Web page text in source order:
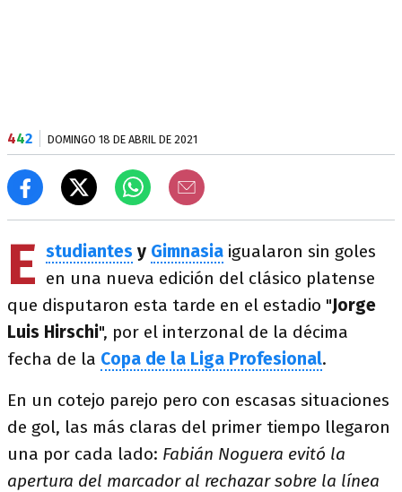
442 DOMINGO 18 DE ABRIL DE 2021
E studiantes y Gimnasia igualaron sin goles
en una nueva edición del clásico platense
que disputaron esta tarde en el estadio "Jorge
Luis Hirschi", por el interzonal de la décima
fecha de la Copa de la Liga Profesional.
En un cotejo parejo pero con escasas situaciones
de gol, las más claras del primer tiempo llegaron
una por cada lado: Fabián Noguera evitó la
apertura del marcador al rechazar sobre la línea